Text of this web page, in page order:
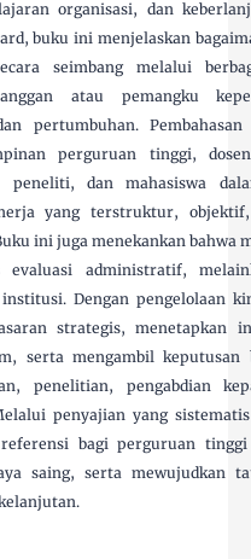
organisasi, dan
buku ini menjelaskan
seimbang melalui
atau pemangku
pertumbuhan.
perguruan tinggi,
peneliti, dan mahasiswa
yang terstruktur,
ini juga menekankan bahwa
evaluasi administratif,
institusi. Dengan pengelolaan
strategis, menetapkan
serta mengambil
penelitian, pengabdian
penyajian yang
bagi perguruan
saing, serta mewujudkan